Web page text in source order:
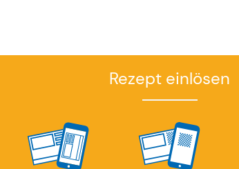
Rezept einlösen